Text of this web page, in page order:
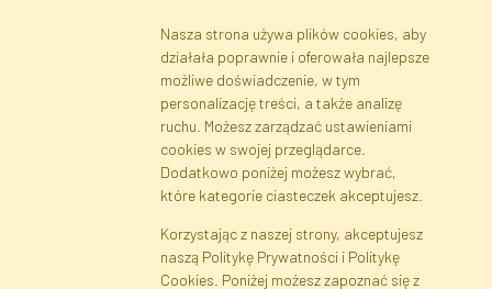
Zapisz się
Dane rejestrowe Regulamin
Polityka Prywatności
Pomoc
Mapa serwisu
Cookies Język
Nasza strona używa plików cookies, aby
działała poprawnie i oferowała najlepsze
możliwe doświadczenie, w tym
personalizację treści, a także analizę
ruchu. Możesz zarządzać ustawieniami
cookies w swojej przeglądarce.
Dodatkowo poniżej możesz wybrać,
które kategorie ciasteczek akceptujesz.
Korzystając z naszej strony, akceptujesz
naszą Politykę Prywatności i Politykę
Cookies. Poniżej możesz zapoznać się z